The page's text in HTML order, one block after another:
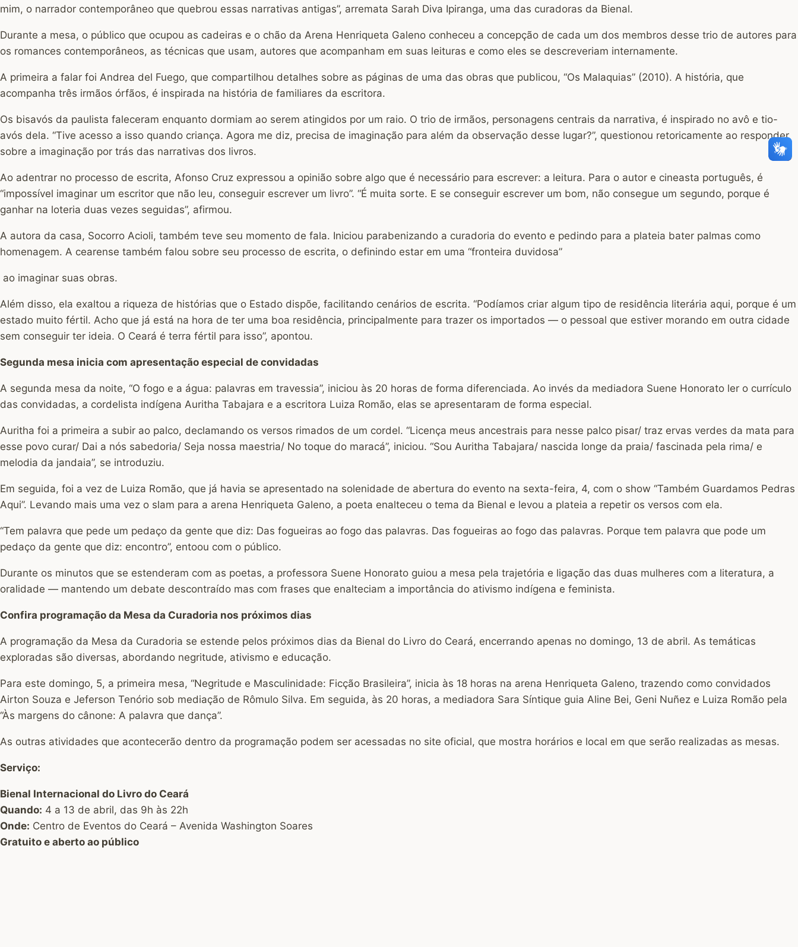
mim, o narrador contemporâneo que quebrou essas narrativas antigas”, arremata Sarah Diva Ipiranga, uma das curadoras da Bienal.
Durante a mesa, o público que ocupou as cadeiras e o chão da Arena Henriqueta Galeno conheceu a concepção de cada um dos membros desse trio de autores para
os romances contemporâneos, as técnicas que usam, autores que acompanham em suas leituras e como eles se descreveriam internamente.
A primeira a falar foi Andrea del Fuego, que compartilhou detalhes sobre as páginas de uma das obras que publicou, “Os Malaquias” (2010). A história, que
acompanha três irmãos órfãos, é inspirada na história de familiares da escritora.
Os bisavós da paulista faleceram enquanto dormiam ao serem atingidos por um raio. O trio de irmãos, personagens centrais da narrativa, é inspirado no avô e tio-
avós dela. “Tive acesso a isso quando criança. Agora me diz, precisa de imaginação para além da observação desse lugar?”, questionou retoricamente ao responder
sobre a imaginação por trás das narrativas dos livros.
Ao adentrar no processo de escrita, Afonso Cruz expressou a opinião sobre algo que é necessário para escrever: a leitura. Para o autor e cineasta português, é
“impossível imaginar um escritor que não leu, conseguir escrever um livro”. “É muita sorte. E se conseguir escrever um bom, não consegue um segundo, porque é
ganhar na loteria duas vezes seguidas”, afirmou.
A autora da casa, Socorro Acioli, também teve seu momento de fala. Iniciou parabenizando a curadoria do evento e pedindo para a plateia bater palmas como
homenagem. A cearense também falou sobre seu processo de escrita, o definindo estar em uma “fronteira duvidosa”
ao imaginar suas obras.
Além disso, ela exaltou a riqueza de histórias que o Estado dispõe, facilitando cenários de escrita. “Podíamos criar algum tipo de residência literária aqui, porque é um
estado muito fértil. Acho que já está na hora de ter uma boa residência, principalmente para trazer os importados — o pessoal que estiver morando em outra cidade
sem conseguir ter ideia. O Ceará é terra fértil para isso”, apontou.
Segunda mesa inicia com apresentação especial de convidadas
A segunda mesa da noite, “O fogo e a água: palavras em travessia”, iniciou às 20 horas de forma diferenciada. Ao invés da mediadora Suene Honorato ler o currículo
das convidadas, a cordelista indígena Auritha Tabajara e a escritora Luiza Romão, elas se apresentaram de forma especial.
Auritha foi a primeira a subir ao palco, declamando os versos rimados de um cordel. “Licença meus ancestrais para nesse palco pisar/ traz ervas verdes da mata para
esse povo curar/ Dai a nós sabedoria/ Seja nossa maestria/ No toque do maracá”, iniciou. “Sou Auritha Tabajara/ nascida longe da praia/ fascinada pela rima/ e
melodia da jandaia”, se introduziu.
Em seguida, foi a vez de Luiza Romão, que já havia se apresentado na solenidade de abertura do evento na sexta-feira, 4, com o show “Também Guardamos Pedras
Aqui”. Levando mais uma vez o slam para a arena Henriqueta Galeno, a poeta enalteceu o tema da Bienal e levou a plateia a repetir os versos com ela.
“Tem palavra que pede um pedaço da gente que diz: Das fogueiras ao fogo das palavras. Das fogueiras ao fogo das palavras. Porque tem palavra que pode um
pedaço da gente que diz: encontro”, entoou com o público.
Durante os minutos que se estenderam com as poetas, a professora Suene Honorato guiou a mesa pela trajetória e ligação das duas mulheres com a literatura, a
oralidade — mantendo um debate descontraído mas com frases que enalteciam a importância do ativismo indígena e feminista.
Confira programação da Mesa da Curadoria nos próximos dias
A programação da Mesa da Curadoria se estende pelos próximos dias da Bienal do Livro do Ceará, encerrando apenas no domingo, 13 de abril. As temáticas
exploradas são diversas, abordando negritude, ativismo e educação.
Para este domingo, 5, a primeira mesa, “Negritude e Masculinidade: Ficção Brasileira”, inicia às 18 horas na arena Henriqueta Galeno, trazendo como convidados
Airton Souza e Jeferson Tenório sob mediação de Rômulo Silva. Em seguida, às 20 horas, a mediadora Sara Síntique guia Aline Bei, Geni Nuñez e Luiza Romão pela
“Às margens do cânone: A palavra que dança”.
As outras atividades que acontecerão dentro da programação podem ser acessadas no site oficial, que mostra horários e local em que serão realizadas as mesas.
Serviço:
Bienal Internacional do Livro do Ceará
Quando: 4 a 13 de abril, das 9h às 22h
Onde: Centro de Eventos do Ceará – Avenida Washington Soares
Gratuito e aberto ao público